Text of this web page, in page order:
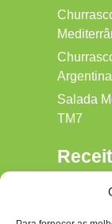
Salada
TM7